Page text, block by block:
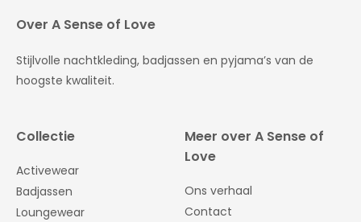
Over A Sense of Love
Stijlvolle nachtkleding, badjassen en pyjama’s van de
hoogste kwaliteit.
Collectie
Activewear
Badjassen
Loungewear
Meer over A Sense of
Love
Ons verhaal
Contact